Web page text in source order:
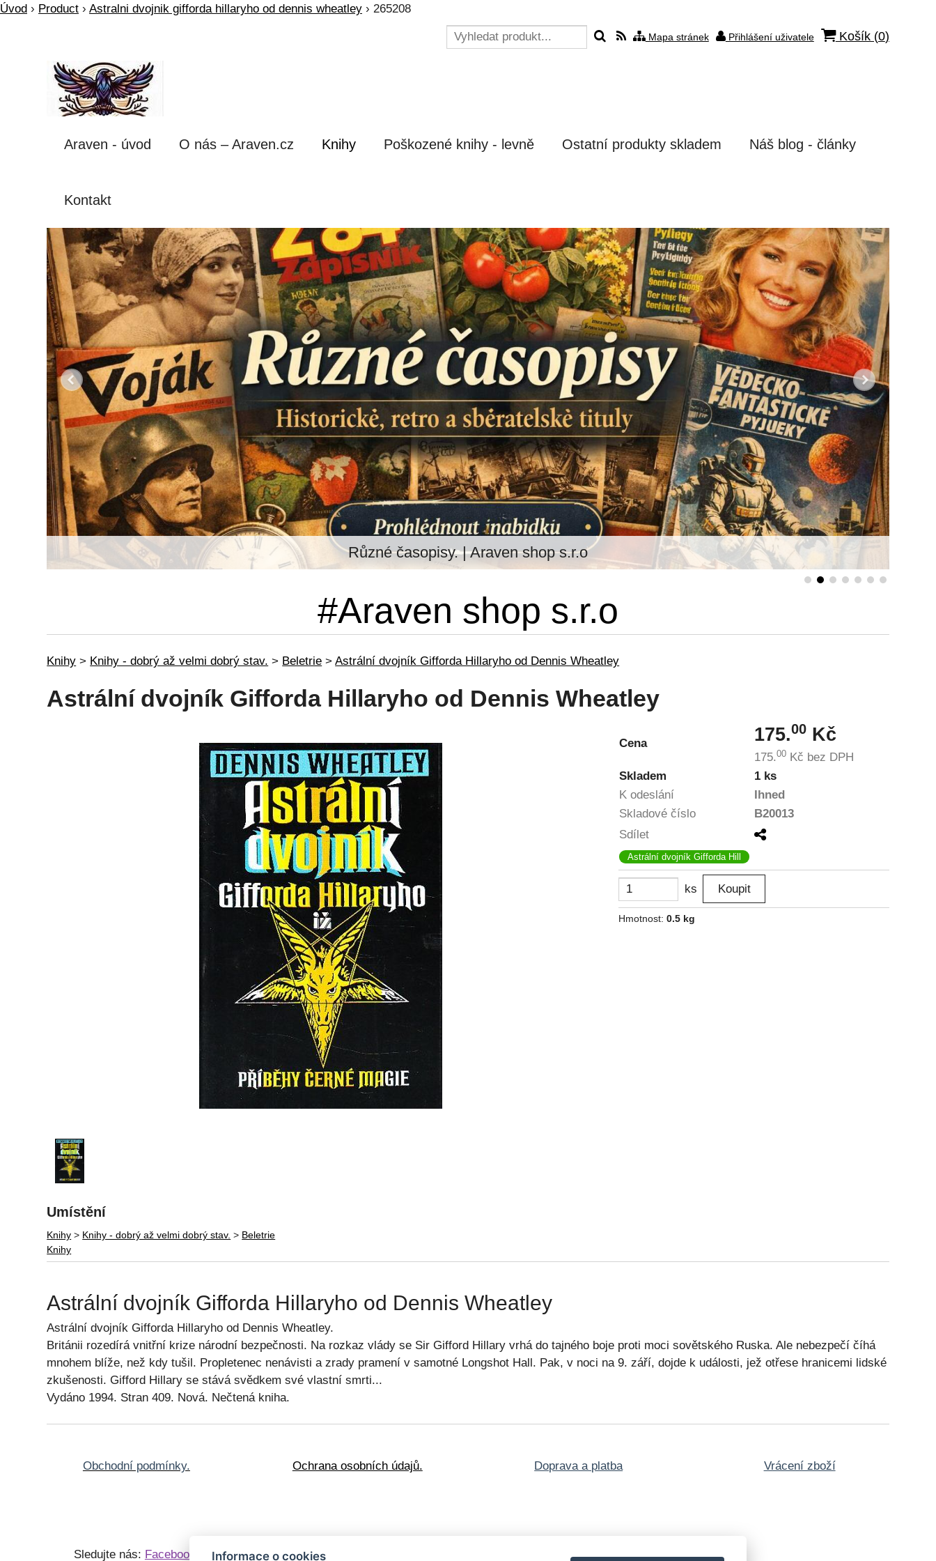
Úvod › Product › Astralni dvojnik gifforda hillaryho od dennis wheatley › 265208
Mapa stránek Přihlášení uživatele Košík (0)
Araven - úvod O nás – Araven.cz Knihy Poškozené knihy - levně Ostatní produkty skladem Náš blog - články
Kontakt
Různé časopisy. | Araven shop s.r.o
#Araven shop s.r.o
Knihy > Knihy - dobrý až velmi dobrý stav. > Beletrie > Astrální dvojník Gifforda Hillaryho od Dennis Wheatley
Astrální dvojník Gifforda Hillaryho od Dennis Wheatley
Cena 175.00 Kč
175.00 Kč bez DPH
Skladem
1 ks
K odeslání
Ihned
Skladové číslo
B20013
Sdílet
Astrální dvojník Gifforda Hill
ks
Hmotnost:0.5 kg
Umístění
Knihy > Knihy - dobrý až velmi dobrý stav. > Beletrie
Knihy
Astrální dvojník Gifforda Hillaryho od Dennis Wheatley
Astrální dvojník Gifforda Hillaryho od Dennis Wheatley.
Británii rozedírá vnitřní krize národní bezpečnosti. Na rozkaz vlády se Sir Gifford Hillary vrhá do tajného boje proti moci sovětského Ruska. Ale nebezpečí číhá
mnohem blíže, než kdy tušil. Propletenec nenávisti a zrady pramení v samotné Longshot Hall. Pak, v noci na 9. září, dojde k události, jež otřese hranicemi lidské
zkušenosti. Gifford Hillary se stává svědkem své vlastní smrti...
Vydáno 1994. Stran 409. Nová. Nečtená kniha.
Obchodní podmínky. Ochrana osobních údajů. Doprava a platba Vrácení zboží
Sledujte nás: Facebook KnihyPoškozené knihy
Informace o cookies